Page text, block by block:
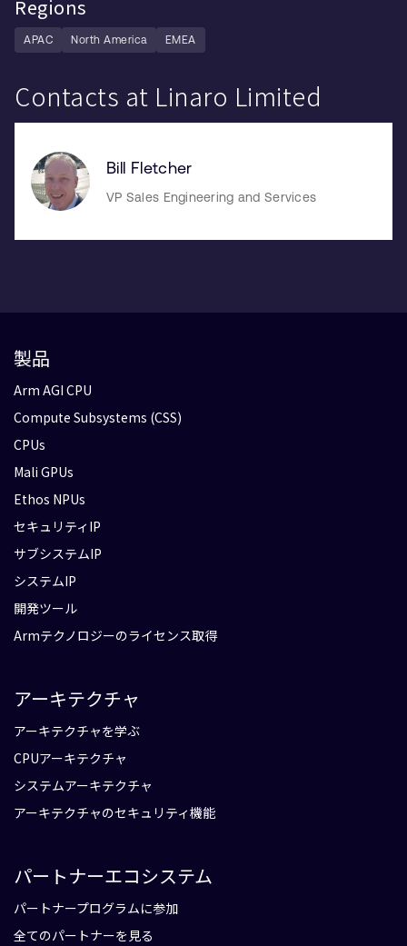
Regions
APAC North America EMEA
Contacts at Linaro Limited
Bill Fletcher
VP Sales Engineering and Services
製品
Arm AGI CPU
Compute Subsystems (CSS)
CPUs
Mali GPUs
Ethos NPUs
セキュリティIP
サブシステムIP
システムIP
開発ツール
Armテクノロジーのライセンス取得
アーキテクチャ
アーキテクチャを学ぶ
CPUアーキテクチャ
システムアーキテクチャ
アーキテクチャのセキュリティ機能
パートナーエコシステム
パートナープログラムに参加
全てのパートナーを見る